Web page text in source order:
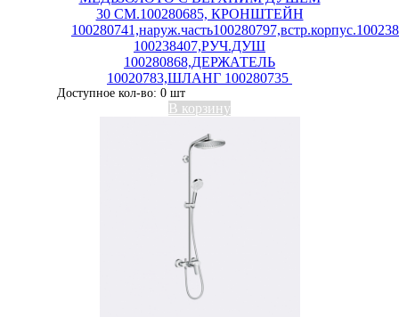
30 СМ.100280685, КРОНШТЕЙН
100238407,РУЧ.ДУШ
100280868,ДЕРЖАТЕЛЬ
10020783,ШЛАНГ 100280735
Доступное кол-во: 0 шт
В корзину